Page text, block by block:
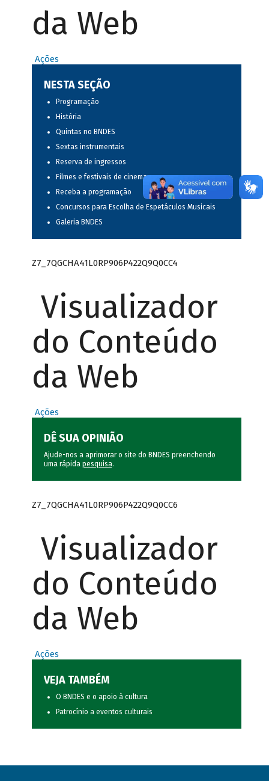
da Web
Ações
NESTA SEÇÃO
Programação
História
Quintas no BNDES
Sextas instrumentais
Reserva de ingressos
Filmes e festivais de cinema
Receba a programação
Concursos para Escolha de Espetáculos Musicais
Galeria BNDES
Z7_7QGCHA41L0RP906P422Q9Q0CC4
Visualizador
do Conteúdo
da Web
Ações
DÊ SUA OPINIÃO
Ajude-nos a aprimorar o site do BNDES preenchendo
uma rápida pesquisa.
Z7_7QGCHA41L0RP906P422Q9Q0CC6
Visualizador
do Conteúdo
da Web
Ações
VEJA TAMBÉM
O BNDES e o apoio à cultura
Patrocínio a eventos culturais